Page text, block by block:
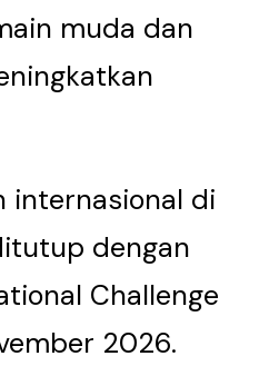
muda dan
internasional di
dengan
Challenge
2026.